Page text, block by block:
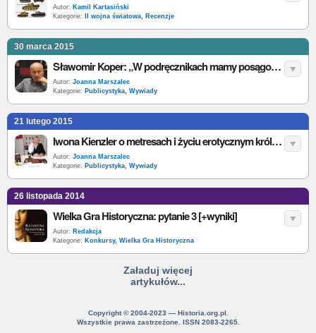
Autor: Kamil Kartasiński
Kategorie:
II wojna światowa, Recenzje
30 marca 2015
Sławomir Koper: „W podręcznikach mamy posągowe postacie z brązu, pokryte patyną lat” [wywiad]
Autor: Joanna Marszalec
Kategorie: Publicystyka, Wywiady
21 lutego 2015
Iwona Kienzler o metresach i życiu erotycznym królów - wywiad
Autor: Joanna Marszalec
Kategorie: Publicystyka, Wywiady
26 listopada 2014
Wielka Gra Historyczna: pytanie 3 [+wyniki]
Autor: Redakcja
Kategorie: Konkursy, Wielka Gra Historyczna
Załaduj więcej
artykułów...
Copyright © 2004-2023 — Historia.org.pl.
Wszystkie prawa zastrzeżone. ISSN 2083-2265.